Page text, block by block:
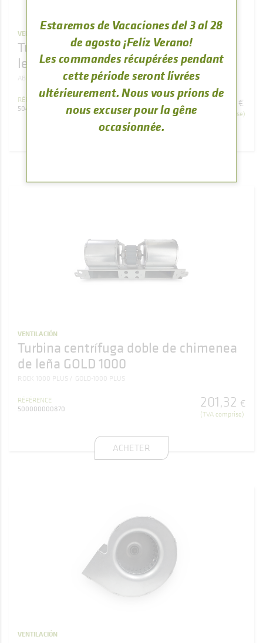
VENTILACIÓN
Turbina centrífuga de chimenea de
leña ABODI
ABODI
RÉFÉRENCE
504080000007
115,93 €
(TVA comprise)
VENTILACIÓN
Turbina centrífuga doble de chimenea
de leña GOLD 1000
ROCK 1000 PLUS GOLD-1000 PLUS
RÉFÉRENCE
500000000870
201,32 €
(TVA comprise)
ACHETER
VENTILACIÓN
Estaremos de Vacaciones del 3 al 28
de agosto ¡Feliz Verano!
Les commandes récupérées pendant
cette période seront livrées
ultérieurement. Nous vous prions de
nous excuser pour la gêne
occasionnée.